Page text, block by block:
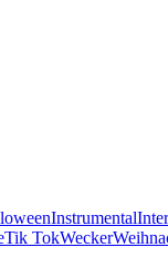
Instrumental
Tik TokWecker